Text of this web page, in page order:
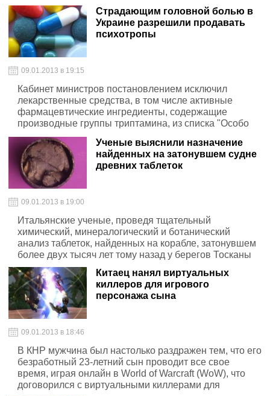
Страдающим головной болью в
Украине разрешили продавать
психотропы
09.01.2013 в 19:15
Кабинет министров постановлением исключил
лекарственные средства, в том числе активные
фармацевтические ингредиенты, содержащие
производные группы триптамина, из списка "Особо
опасных психотропных веществ, оборот которых
запрещен"
Ученые выяснили назначение
найденных на затонувшем судне
древних таблеток
09.01.2013 в 19:00
Итальянские ученые, проведя тщательный
химический, минералогический и ботанический
анализ таблеток, найденных на корабле, затонувшем
более двух тысяч лет тому назад у берегов Тосканы
Китаец нанял виртуальных
киллеров для игрового
персонажа сына
09.01.2013 в 18:46
В КНР мужчина был настолько раздражен тем, что его
безработный 23-летний сын проводит все свое
время, играя онлайн в World of Warcraft (WoW), что
договорился с виртуальными киллерами для